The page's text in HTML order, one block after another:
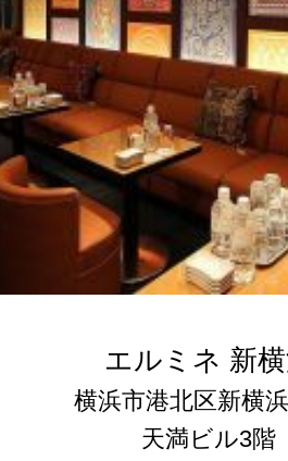
エルミネ 新
横浜市港北区新横
天満ビル3階